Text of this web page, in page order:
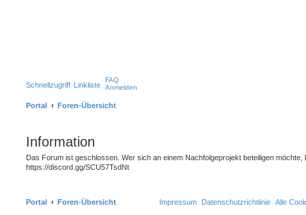
Schnellzugriff Linkliste
FAQ
Anmelden
Portal Foren-Übersicht
Information
Das Forum ist geschlossen. Wer sich an einem Nachfolgeprojekt beteiligen
https://discord.gg/SCU57TsdNt
Portal Foren-Übersicht Alle
Datenschutzrichtlinie
Impressum